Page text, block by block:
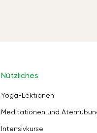
Nützliches
Yoga-Lektionen
Meditationen und
Intensivkurse